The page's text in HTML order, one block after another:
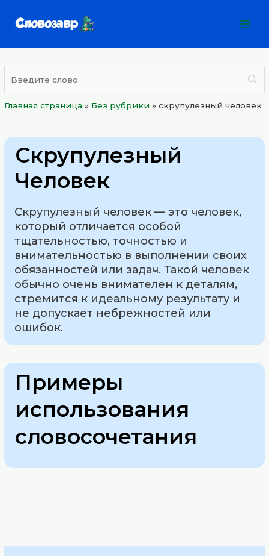
Главная страница » Без рубрики »скрупулезный человек
Скрупулезный
Человек
Скрупулезный человек — это человек,
который отличается особой
тщательностью, точностью и
внимательностью в выполнении своих
обязанностей или задач. Такой человек
обычно очень внимателен к деталям,
стремится к идеальному результату и
не допускает небрежностей или
ошибок.
Примеры
использования
словосочетания